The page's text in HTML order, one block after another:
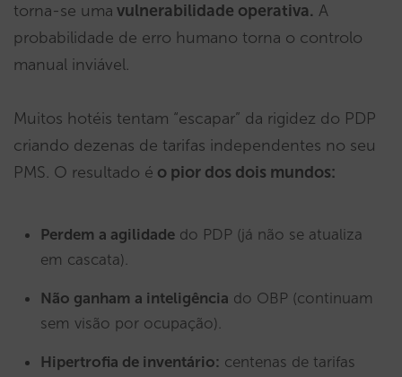
torna-se uma vulnerabilidade operativa. A
probabilidade de erro humano torna o controlo
manual inviável.
Muitos hotéis tentam “escapar” da rigidez do PDP
criando dezenas de tarifas independentes no seu
PMS. O resultado é o pior dos dois mundos:
Perdem a agilidade do PDP (já não se atualiza
em cascata).
Não ganham a inteligência do OBP (continuam
sem visão por ocupação).
Hipertrofia de inventário: centenas de tarifas